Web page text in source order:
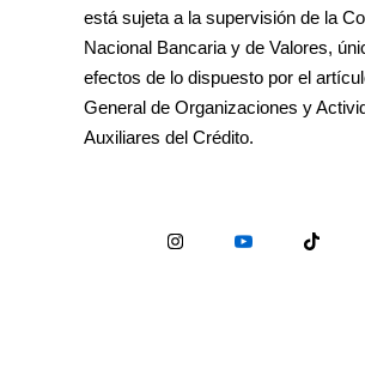
está sujeta a la supervisión de la
Nacional Bancaria y de Valores,
efectos de lo dispuesto por el
General de Organizaciones y
Auxiliares del Crédito.